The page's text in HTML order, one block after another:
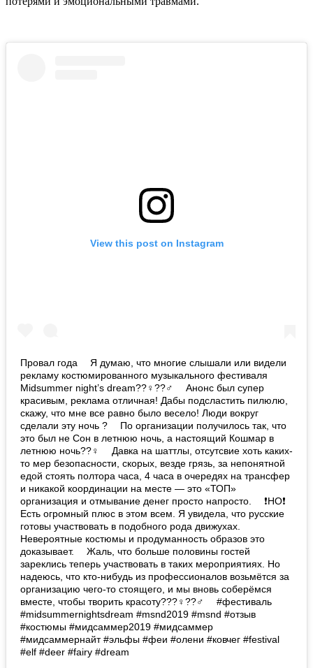
View this post on Instagram
Провал года ⠀ Я думаю, что многие слышали или видели
рекламу костюмированного музыкального фестиваля
Midsummer night’s dream??‍♀️??‍♂️ ⠀ Анонс был супер
красивым, реклама отличная! Дабы подсластить пилюлю,
скажу, что мне все равно было весело! Люди вокруг
сделали эту ночь ? ⠀ По организации получилось так, что
это был не Сон в летнюю ночь, а настоящий Кошмар в
летнюю ночь??‍♀️ ⠀ Давка на шаттлы, отсутсвие хоть каких-
то мер безопасности, скорых, везде грязь, за непонятной
едой стоять полтора часа, 4 часа в очередях на трансфер
и никакой координации на месте — это «ТОП»
организация и отмывание денег просто напросто. ⠀ ❗️НО❗️
Есть огромный плюс в этом всем. Я увидела, что русские
готовы участвовать в подобного рода движухах.
Невероятные костюмы и продуманность образов это
доказывает. ⠀ Жаль, что больше половины гостей
зареклись теперь участвовать в таких мероприятиях. Но
надеюсь, что кто-нибудь из профессионалов возьмётся за
организацию чего-то стоящего, и мы вновь соберёмся
вместе, чтобы творить красоту???‍♀️??‍♂️ ⠀ #фестиваль
#midsummernightsdream #msnd2019 #msnd #отзыв
#костюмы #мидсаммер2019 #мидсаммер
#мидсаммернайт #эльфы #феи #олени #ковчег #festival
#elf #deer #fairy #dream